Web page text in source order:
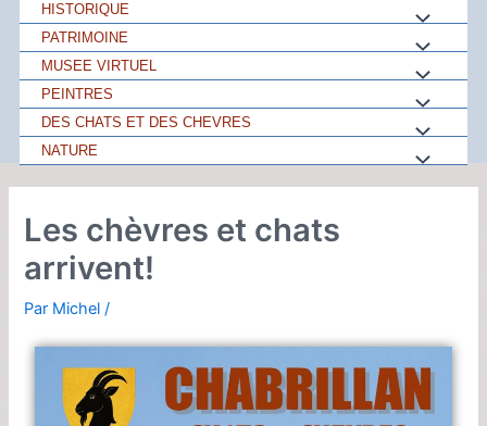
HISTORIQUE
PATRIMOINE
MUSEE VIRTUEL
PEINTRES
DES CHATS ET DES CHEVRES
NATURE
Les chèvres et chats
arrivent!
Par Michel /